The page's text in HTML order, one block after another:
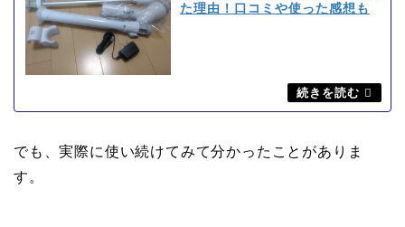
た理由！口コミや使った感想も
でも、実際に使い続けてみて分かったことがありま
す。